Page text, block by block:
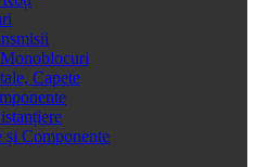
Capete
și Componente